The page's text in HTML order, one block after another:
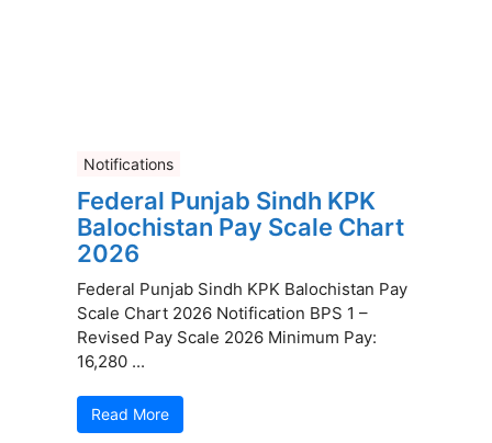
Notifications
Federal Punjab Sindh KPK
Balochistan Pay Scale Chart
2026
Federal Punjab Sindh KPK Balochistan Pay
Scale Chart 2026 Notification BPS 1 –
Revised Pay Scale 2026 Minimum Pay:
16,280 ...
Read More